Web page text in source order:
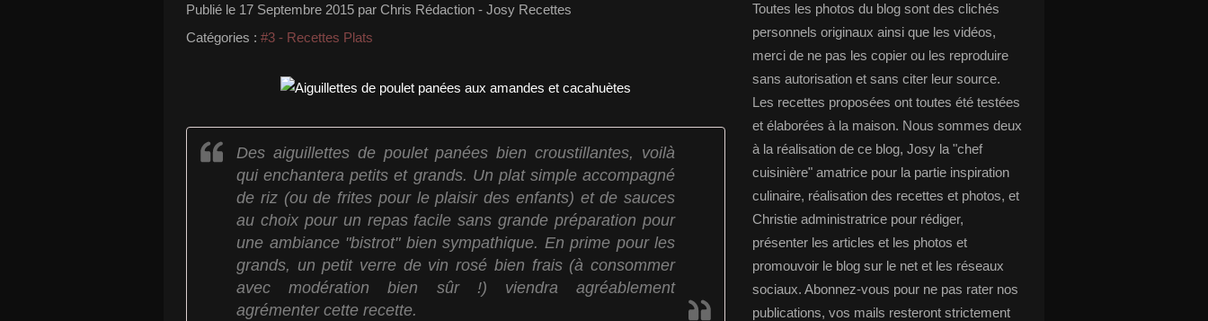
Publié le 17 Septembre 2015 par Chris Rédaction - Josy Recettes
Catégories : #3 - Recettes Plats
Des aiguillettes de poulet panées bien croustillantes, voilà
qui enchantera petits et grands. Un plat simple accompagné
de riz (ou de frites pour le plaisir des enfants) et de sauces
au choix pour un repas facile sans grande préparation pour
une ambiance "bistrot" bien sympathique. En prime pour les
grands, un petit verre de vin rosé bien frais (à consommer
avec modération bien sûr !) viendra agréablement
agrémenter cette recette.
Toutes les photos du blog sont des clichés
personnels originaux ainsi que les vidéos,
merci de ne pas les copier ou les reproduire
sans autorisation et sans citer leur source.
Les recettes proposées ont toutes été testées
et élaborées à la maison. Nous sommes deux
à la réalisation de ce blog, Josy la "chef
cuisinière" amatrice pour la partie inspiration
culinaire, réalisation des recettes et photos, et
Christie administratrice pour rédiger,
présenter les articles et les photos et
promouvoir le blog sur le net et les réseaux
sociaux. Abonnez-vous pour ne pas rater nos
publications, vos mails resteront strictement